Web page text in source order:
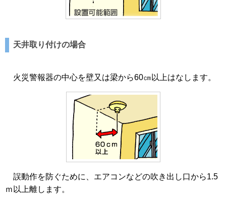
天井取り付けの場合
火災警報器の中心を壁又は梁から60㎝以上はなします。
誤動作を防ぐために、エアコンなどの吹き出し口から1.5
ｍ以上離します。